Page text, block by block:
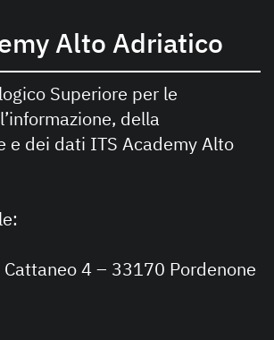
Alto Adriatico
Superiore per le
della
e dei dati ITS Academy Alto
4 – 33170 Pordenone